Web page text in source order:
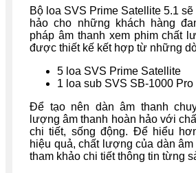
Bộ loa SVS Prime Satellite 5.1
hảo cho những khách hàng
pháp âm thanh xem phim chất
được thiết kế kết hợp từ những
5 loa SVS Prime Satellite
1 loa sub SVS SB-1000 Pro
Để tạo nên dàn âm thanh
lượng âm thanh hoàn hảo với
chi tiết, sống động. Để hiểu
hiệu quả, chất lượng của dàn
tham khảo chi tiết thông tin từng